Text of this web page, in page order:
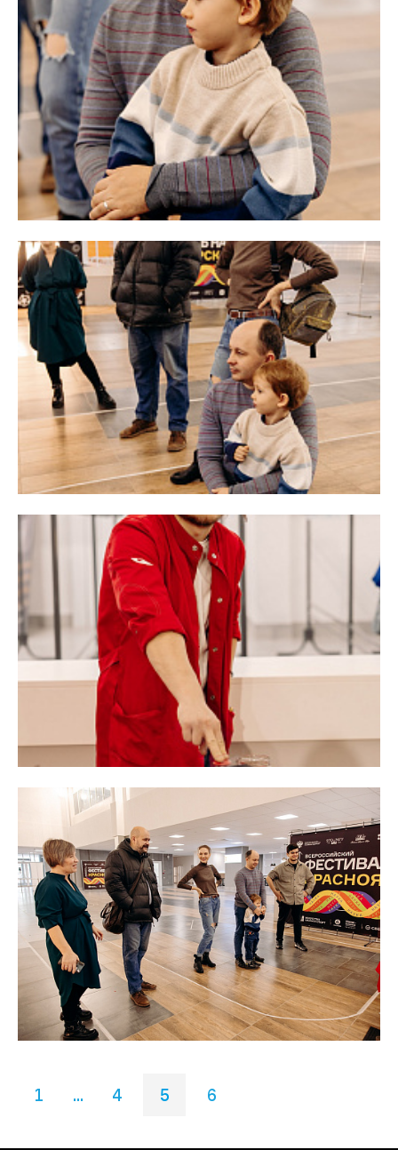
1 ... 4 5 6